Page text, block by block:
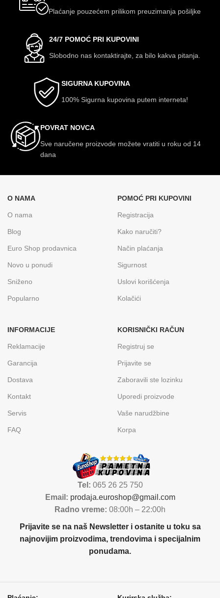
Plaćanje pouzećem prilikom preuzimanja pošiljke
24/7 POMOĆ PRI KUPOVINI
Slobodno nas kontaktirajte, za bilo kakva pitanja.
SIGURNA KUPOVINA
100% Sigurna kupovina putem interneta!
POVRAT NOVCA
Sve naručene proizvode možete vratiti u roku od 14
dana
O NAMA
O nama
Blog
Euro Shop prodavnica
Novo u ponudi
Sniženo
Popularno
POMOĆ PRI KUPOVINI
Registracija
Kako naručiti?
Način plaćanja
Sigurnost
Uslovi korišćenja
Kolačići
INFORMACIJE
Reklamacije
Garancija
Dostava
Kontakt
Servis
FAQ
KORISNIČKI RAČUN
Registruj se
Prijavite se
Zaboravili ste lozinku
Uporedi proizvode
Vaše narudžbine
Korpa
Tel: 065 26 25 750
Email: prodaja.euroshop@gmail.com
Radno vreme: 08:00h – 22:00h
Prijavite se na naš Newsletter i ostanite u toku sa
najnovijim proizvodima, trendovima i specijalnim
ponudama.